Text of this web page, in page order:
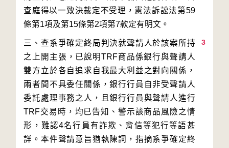
查庭得以一致決裁定不受理，憲法訴訟法第59
3
三、查系爭確定終局判決就聲請人於該案所持
之上開主張，已說明TRF商品係銀行與聲請人
雙方立於各自追求自我最大利益之對向關係，
兩者間不具委任關係，銀行行員自非受聲請人
委託處理事務之人，且銀行行員與聲請人進行
TRF交易時，均已告知、警示該商品風險之情
形，難認4名行員有詐欺、背信等犯行等語甚
詳。本件聲請意旨猶執陳詞，指摘系爭確定終